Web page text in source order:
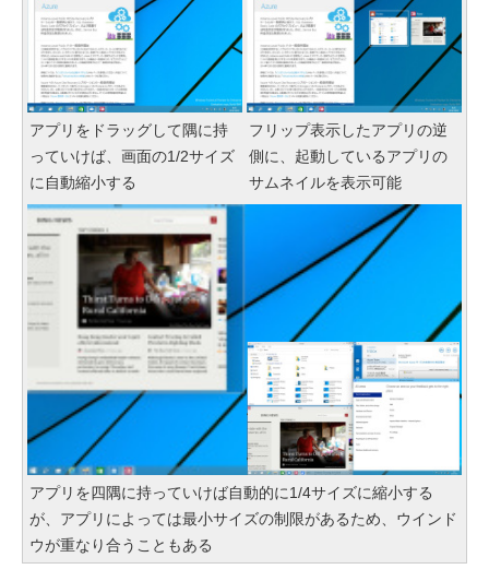
アプリをドラッグして隅に持
っていけば、画面の1/2サイズ
に自動縮小する
フリップ表示したアプリの逆
側に、起動しているアプリの
サムネイルを表示可能
アプリを四隅に持っていけば自動的に1/4サイズに縮小する
が、アプリによっては最小サイズの制限があるため、ウインド
ウが重なり合うこともある